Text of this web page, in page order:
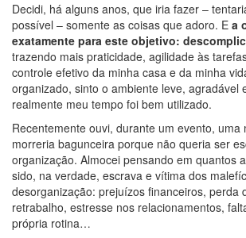
Decidi, há alguns anos, que iria fazer –
possível – somente as coisas que adoro. E a
exatamente para este objetivo:
trazendo mais praticidade, agilidade às
controle efetivo da minha casa e da minha
organizado, sinto o ambiente leve, agradável
realmente meu tempo foi bem utilizado.
Recentemente ouvi, durante um evento, uma
morreria bagunceira porque não queria ser
organização. Almocei pensando em quantos
sido, na verdade, escrava e vítima dos
desorganização: prejuízos financeiros, perda
retrabalho, estresse nos relacionamentos,
própria rotina…